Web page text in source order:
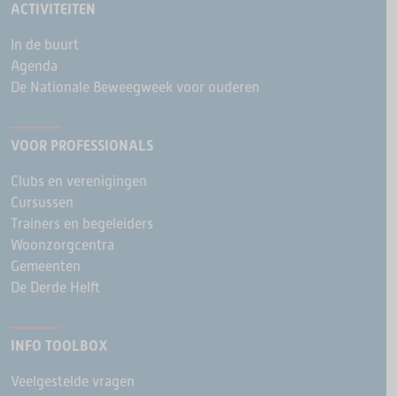
ACTIVITEITEN
In de buurt
Agenda
De Nationale Beweegweek voor ouderen
VOOR PROFESSIONALS
Clubs en verenigingen
Cursussen
Trainers en begeleiders
Woonzorgcentra
Gemeenten
De Derde Helft
INFO TOOLBOX
Veelgestelde vragen